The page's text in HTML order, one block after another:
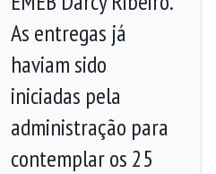
As entregas já
haviam sido
iniciadas pela
administração para
contemplar os 25